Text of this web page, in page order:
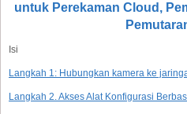
untuk Perekaman Cloud,
Isi
Langkah 1: Hubungkan kamera ke
Langkah 2. Akses Alat Konfigurasi